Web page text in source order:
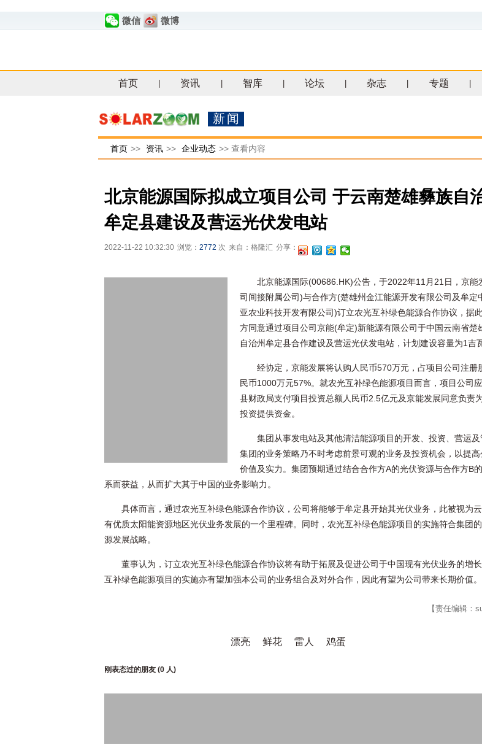
微信 微博
首页 资讯 智库 论坛 杂志 专题
新闻
首页 >> 资讯 >> 企业动态 >> 查看内容
北京能源国际拟成立项目公司 于云南楚雄彝族自
牟定县建设及营运光伏发电站
2022-11-22 10:32:30 浏览： 2772 次 来自：格隆汇 分享：
北京能源国际(00686.HK)公告，于2022年11月21日，京能
司间接附属公司)与合作方(楚雄州金江能源开发有限公司及牟定
亚农业科技开发有限公司)订立农光互补绿色能源合作协议，据
方同意通过项目公司京能(牟定)新能源有限公司于中国云南省楚
自治州牟定县合作建设及营运光伏发电站，计划建设容量为1吉瓦
经协定，京能发展将认购人民币570万元，占项目公司注册
民币1000万元57%。就农光互补绿色能源项目而言，项目公司
县财政局支付项目投资总额人民币2.5亿元及京能发展同意负责
投资提供资金。
集团从事发电站及其他清洁能源项目的开发、投资、营运及
集团的业务策略乃不时考虑前景可观的业务及投资机会，以提高
价值及实力。集团预期通过结合合作方A的光伏资源与合作方B
系而获益，从而扩大其于中国的业务影响力。
具体而言，通过农光互补绿色能源合作协议，公司将能够于牟定县开始其光伏业务，此被视为
有优质太阳能资源地区光伏业务发展的一个里程碑。同时，农光互补绿色能源项目的实施符合集团
源发展战略。
董事认为，订立农光互补绿色能源合作协议将有助于拓展及促进公司于中国现有光伏业务的增
互补绿色能源项目的实施亦有望加强本公司的业务组合及对外合作，因此有望为公司带来长期价值。
【责任编辑：
漂亮 鲜花 雷人 鸡蛋
刚表态过的朋友 (0 人)